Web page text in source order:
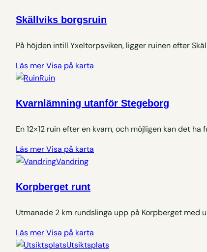
Skällviks borgsruin
På höjden intill Yxeltorpsviken, ligger ruinen efter
Läs merVisa på karta
Ruin
Kvarnlämning utanför Stegeborg
En 12×12 ruin efter en kvarn, och möjligen kan det
Läs merVisa på karta
Vandring
Korpberget runt
Utmanade 2 km rundslinga upp på Korpberget med
Läs merVisa på karta
Utsiktsplats